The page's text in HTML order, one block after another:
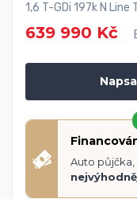
1,6 T-GDi 197k N Line
639 990 Kč
Auto půjčka,